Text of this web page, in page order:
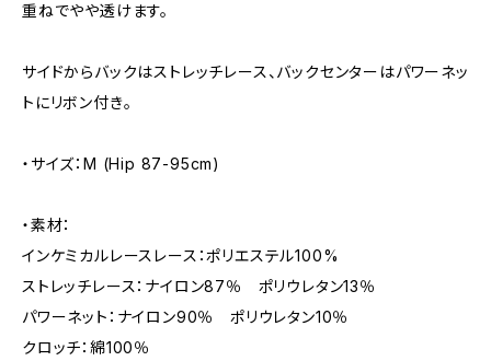
重ねでやや透けます。
サイドからバックはストレッチレース、バックセンターはパワーネッ
トにリボン付き。
・サイズ：M (Hip 87-95cm)
・素材：
インケミカルレースレース：ポリエステル100%
ストレッチレース：ナイロン87％ ポリウレタン13％
パワーネット：ナイロン90％ ポリウレタン10％
クロッチ：綿100％